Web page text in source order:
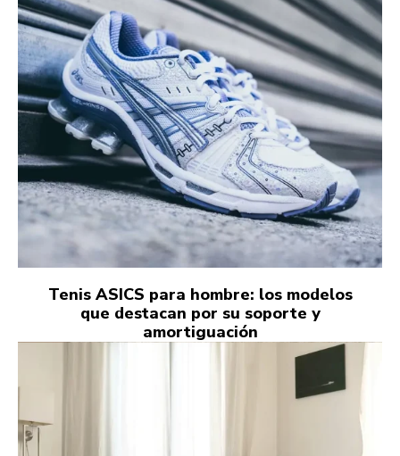
Tenis ASICS para hombre: los modelos
que destacan por su soporte y
amortiguación